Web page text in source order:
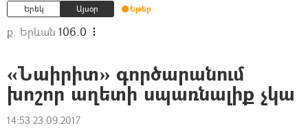
Երեկ Այսօր Եթեր
ք. Երևան 106.0
«Նաիրիտ» գործարանում
խոշոր աղետի սպառնալիք չկա
14:53 23.09.2017